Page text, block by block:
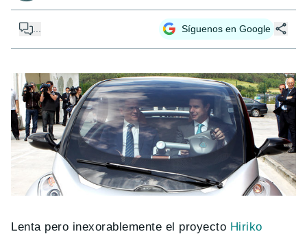
Síguenos en Google
Lenta pero inexorablemente el proyecto Hiriko